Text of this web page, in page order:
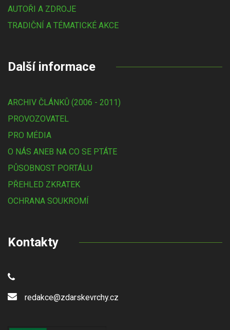
AUTOŘI A ZDROJE
TRADIČNÍ A TÉMATICKÉ AKCE
Další informace
ARCHIV ČLÁNKŮ (2006 - 2011)
PROVOZOVATEL
PRO MÉDIA
O NÁS ANEB NA CO SE PTÁTE
PŮSOBNOST PORTÁLU
PŘEHLED ZKRATEK
OCHRANA SOUKROMÍ
Kontakty
redakce@zdarskevrchy.cz